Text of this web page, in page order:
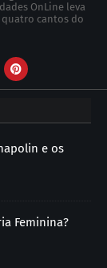
OnLine leva
cantos do
e os
Feminina?